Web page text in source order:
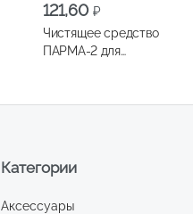
121,60 ₽
Чистящее средство
ПАРМА-2 для
Категории
Аксессуары